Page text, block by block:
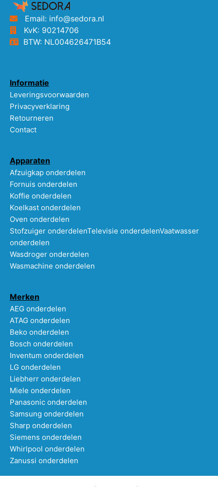
Email: info@sedora.nl
KvK: 90214706
BTW: NL004626471B54
Informatie
Leveringsvoorwaarden
Privacyverklaring
Retourneren
Contact
Apparaten
Afzuigkap onderdelen
Fornuis onderdelen
Koffie onderdelen
Koelkast onderdelen
Oven onderdelen
Stofzuiger onderdelenTelevisie onderdelenVaatwasser
onderdelen
Wasdroger onderdelen
Wasmachine onderdelen
Merken
AEG onderdelen
ATAG onderdelen
Beko onderdelen
Bosch onderdelen
Inventum onderdelen
LG onderdelen
Liebherr onderdelen
Miele onderdelen
Panasonic onderdelen
Samsung onderdelen
Sharp onderdelen
Siemens onderdelen
Whirlpool onderdelen
Zanussi onderdelen